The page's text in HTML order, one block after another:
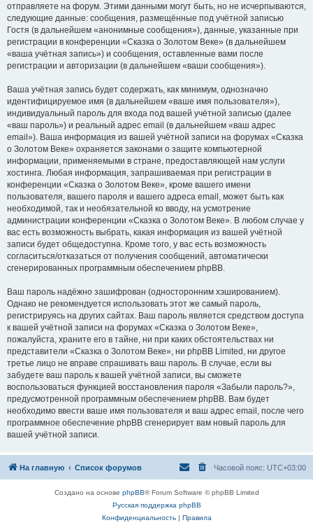
отправляете на форум. Этими данными могут быть, но не исчерпываются,
следующие данные: сообщения, размещённые под учётной записью
Гостя (в дальнейшем «анонимные сообщения»), данные, указанные при
регистрации в конференции «Сказка о Золотом Веке» (в дальнейшем
«ваша учётная запись») и сообщения, оставленные вами после
регистрации и авторизации (в дальнейшем «ваши сообщения»).
Ваша учётная запись будет содержать, как минимум, однозначно
идентифицируемое имя (в дальнейшем «ваше имя пользователя»),
индивидуальный пароль для входа под вашей учётной записью (далее
«ваш пароль») и реальный адрес email (в дальнейшем «ваш адрес
email»). Ваша информация из вашей учётной записи на форумах «Сказка
о Золотом Веке» охраняется законами о защите компьютерной
информации, применяемыми в стране, предоставляющей нам услуги
хостинга. Любая информация, запрашиваемая при регистрации в
конференции «Сказка о Золотом Веке», кроме вашего имени
пользователя, вашего пароля и вашего адреса email, может быть как
необходимой, так и необязательной ко вводу, на усмотрение
администрации конференции «Сказка о Золотом Веке». В любом случае у
вас есть возможность выбрать, какая информация из вашей учётной
записи будет общедоступна. Кроме того, у вас есть возможность
согласиться/отказаться от получения сообщений, автоматически
сгенерированных программным обеспечением phpBB.
Ваш пароль надёжно зашифрован (односторонним хэшированием).
Однако не рекомендуется использовать этот же самый пароль,
регистрируясь на других сайтах. Ваш пароль является средством доступа
к вашей учётной записи на форумах «Сказка о Золотом Веке»,
пожалуйста, храните его в тайне, ни при каких обстоятельствах ни
представители «Сказка о Золотом Веке», ни phpBB Limited, ни другое
третье лицо не вправе спрашивать ваш пароль. В случае, если вы
забудете ваш пароль к вашей учётной записи, вы сможете
воспользоваться функцией восстановления пароля «Забыли пароль?»,
предусмотренной программным обеспечением phpBB. Вам будет
необходимо ввести ваше имя пользователя и ваш адрес email, после чего
программное обеспечение phpBB сгенерирует вам новый пароль для
вашей учётной записи.
На главную Список форумов Часовой пояс: UTC+03:00
Создано на основе phpBB® Forum Software © phpBB Limited
Русская поддержка phpBB
Конфиденциальность| Правила